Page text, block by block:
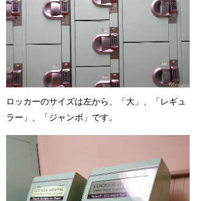
ロッカーのサイズは左から、「大」、「レギュ
ラー」、「ジャンボ」です。